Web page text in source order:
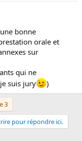
bonne
orale et
sur
qui ne
suis jury
)
3
pour répondre ici.